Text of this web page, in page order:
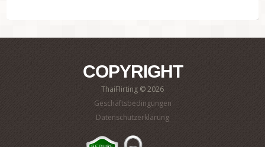
COPYRIGHT
ThaiFlirting © 2026
Geschäftsbedingungen
Datenschutzerklärung